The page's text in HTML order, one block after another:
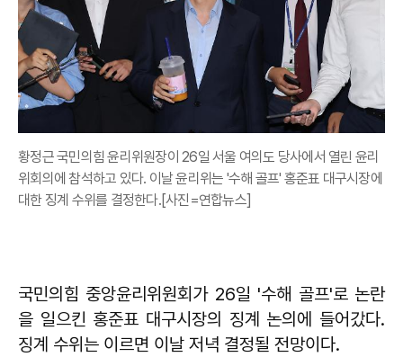
황정근 국민의힘 윤리위원장이 26일 서울 여의도 당사에서 열린 윤리
위회의에 참석하고 있다. 이날 윤리위는 '수해 골프' 홍준표 대구시장에
대한 징계 수위를 결정한다.[사진=연합뉴스]
국민의힘 중앙윤리위원회가 26일 '수해 골프'로 논란
을 일으킨 홍준표 대구시장의 징계 논의에 들어갔다.
징계 수위는 이르면 이날 저녁 결정될 전망이다.